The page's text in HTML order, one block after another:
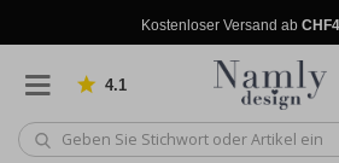
Kostenloser Versand ab
4.1 von 1029 Bewertungen